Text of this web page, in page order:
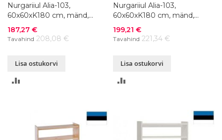
Nurgariiul Alia-103,
60x60xK180 cm, mänd,
naturaalne
Soodushind
187,27 €
Tavahind 208,08 €
Lisa ostukorvi
Nurgariiul Alia-103,
60x60xK180 cm, mänd,
valge
Soodushind
199,21 €
Tavahind 221,34 €
Lisa ostukorvi